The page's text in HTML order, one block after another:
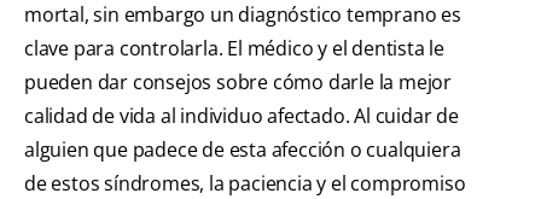
mortal, sin embargo un diagnóstico temprano es
clave para controlarla. El médico y el dentista le
pueden dar consejos sobre cómo darle la mejor
calidad de vida al individuo afectado. Al cuidar de
alguien que padece de esta afección o cualquiera
de estos síndromes, la paciencia y el compromiso